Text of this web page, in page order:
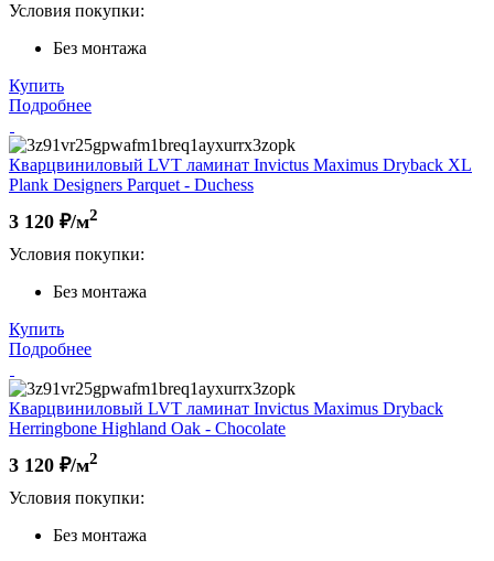
Условия покупки:
Без монтажа
Купить
Подробнее
Кварцвиниловый LVT ламинат Invictus Maximus Dryback XL
Plank Designers Parquet - Duchess
3 120 ₽/м2
Условия покупки:
Без монтажа
Купить
Подробнее
Кварцвиниловый LVT ламинат Invictus Maximus Dryback
Herringbone Highland Oak - Chocolate
3 120 ₽/м2
Условия покупки:
Без монтажа